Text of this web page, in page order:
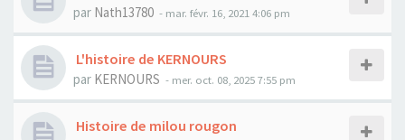
par Nath13780 - mar. févr. 16, 2021 4:06 pm
L'histoire de KERNOURS
par KERNOURS - mer. oct. 08, 2025 7:55 pm
Histoire de milou rougon